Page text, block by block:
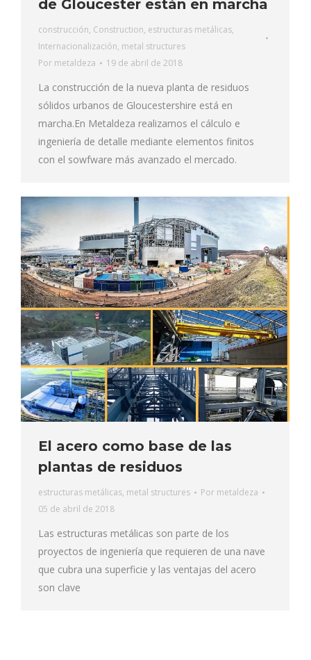
de Gloucester están en marcha
construcción, Construction, estructuras metálicas,
Internacionalización, metal structures
Por metaldeza 19 de abril de 2018
La construcción de la nueva planta de residuos
sólidos urbanos de Gloucestershire está en
marcha.En Metaldeza realizamos el cálculo e
ingeniería de detalle mediante elementos finitos
con el sowfware más avanzado el mercado.
El acero como base de las
plantas de residuos
estructuras metálicas, metal structures Por metaldeza
05 de abril de 2018
Las estructuras metálicas son parte de los
proyectos de ingeniería que requieren de una nave
que cubra una superficie y las ventajas del acero
son clave